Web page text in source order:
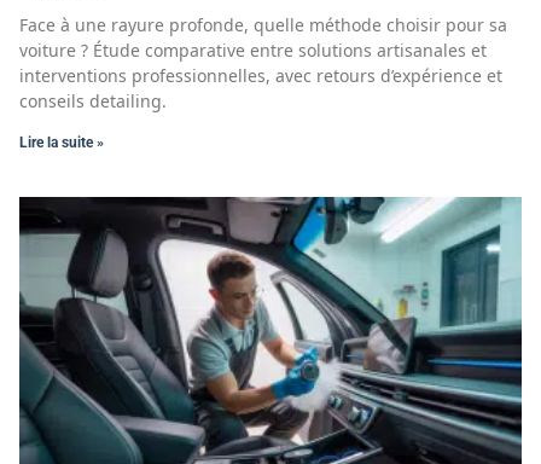
Face à une rayure profonde, quelle méthode choisir pour sa
voiture ? Étude comparative entre solutions artisanales et
interventions professionnelles, avec retours d’expérience et
conseils detailing.
Lire la suite »